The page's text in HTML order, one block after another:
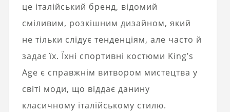
це італійський бренд, відомий
сміливим, розкішним дизайном, який
не тільки слідує тенденціям, але часто й
задає їх. Їхні спортивні костюми King’s
Age є справжнім витвором мистецтва у
світі моди, що віддає данину
класичному італійському стилю.